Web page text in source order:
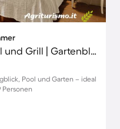
Bauernhof mit Garten, Pool und Grill | Gartenblick
Pool und Garten – ideal